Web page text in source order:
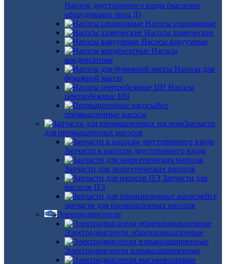
Насосы двустороннего входа (насосное
оборудование типа Д)
Насосы секционные
Насосы химические
Насосы вакуумные
Насосы
конденсатные
Насосы для
бумажной массы
Насосы
центробежные ЦН
Все
промышленные насосы
Запчасти
для промышленных насосов
Запчасти к насосам двустороннего входа
Запчасти для энергетических насосов
Запчасти для
насосов ПЭ
Все
запчасти для промышленных насосов
Электродвигатели
Электродвигатели общепромышленные
Электродвигатели взрывозащищенные